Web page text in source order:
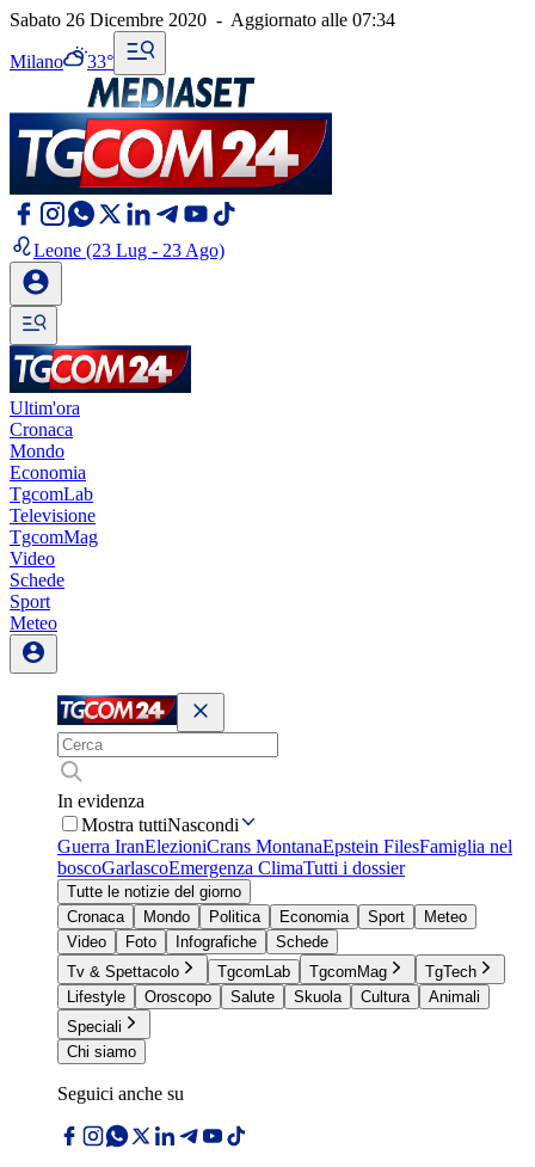
Sabato 26 Dicembre 2020 - Aggiornato alle 07:34
Milano 33°
Leone (23 Lug - 23 Ago)
Ultim'ora
Cronaca
Mondo
Economia
TgcomLab
Televisione
TgcomMag
Video
Schede
Sport
Meteo
In evidenza
Mostra tuttiNascondi
Guerra IranElezioniCrans MontanaEpstein FilesFamiglia nel
boscoGarlascoEmergenza ClimaTutti i dossier
Tutte le notizie del giorno
Cronaca
Mondo Politica Economia Sport
Meteo
Video
Foto Infografiche
Schede
Tv & Spettacolo
TgcomLab TgcomMag
TgTech
Lifestyle
Oroscopo Salute Skuola Cultura
Animali
Speciali
Chi siamo
Seguici anche su